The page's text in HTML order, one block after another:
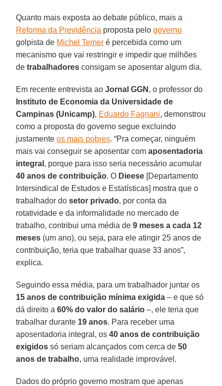
Quanto mais exposta ao debate público, mais a
Reforma da Previdência proposta pelogoverno
golpista de Michel Temer é percebida como um
mecanismo que vai restringir e impedir que milhões
detrabalhadores consigam se aposentar algum dia.
Em recente entrevista ao Jornal GGN , o professor do
Instituto de Economia da Universidade de
Campinas (Unicamp), Eduardo Fagnani, demonstrou
como a proposta do governo segue excluindo
justamenteos mais pobres. “Pra começar, ninguém
mais vai conseguir se aposentar comaposentadoria
integral , porque para isso seria necessário acumular
40 anos de contribuição. O Dieese [Departamento
Intersindical de Estudos e Estatísticas] mostra que o
trabalhador dosetor privado, por conta da
rotatividade e da informalidade no mercado de
trabalho, contribui uma média de9 meses a cada 12
meses (um ano), ou seja, para ele atingir 25 anos de
contribuição, teria que trabalhar quase 33 anos”,
explica.
Seguindo essa média, para um trabalhador juntar os
15 anos de contribuição mínima exigida – e que só
dá direito a60% do valor do salário –, ele teria que
trabalhar durante 19 anos. Para receber uma
aposentadoria integral, os40 anos de contribuição
exigidos só seriam alcançados com cerca de50
anos de trabalho, uma realidade improvável.
Dados do próprio governo mostram que apenas